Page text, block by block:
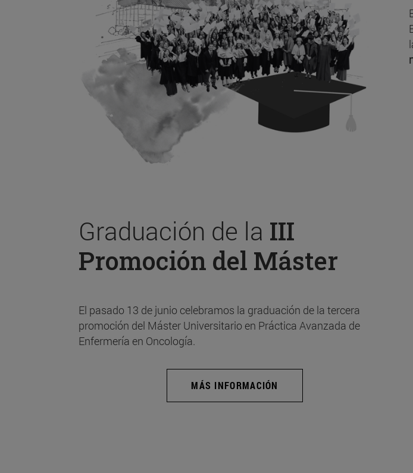
Graduación de la III
Promoción del Máster
El pasado 13 de junio celebramos la graduación de la tercera
promoción del Máster Universitario en Práctica Avanzada de
Enfermería en Oncología.
MÁS INFORMACIÓN